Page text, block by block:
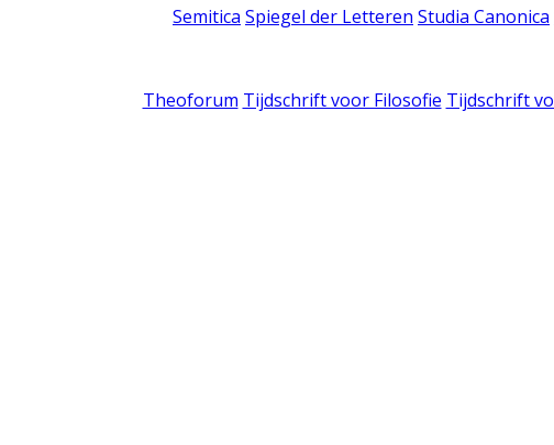
Semitica Spiegel der Letteren Studia Canonica
Theoforum Tijdschrift voor Filosofie Tijdschrift